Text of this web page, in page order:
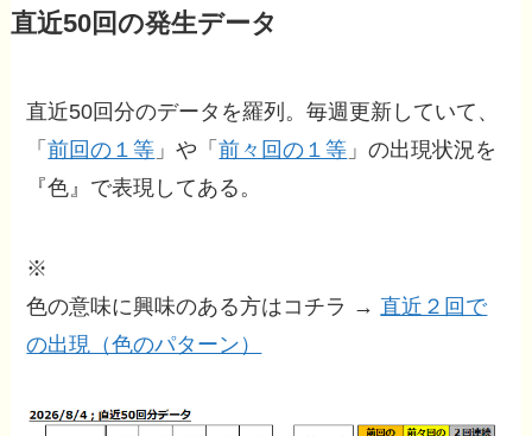
直近50回の発生データ
直近50回分のデータを羅列。毎週更新していて、
「前回の１等 」や「前々回の１等 」の出現状況を
『色』で表現してある。
※
色の意味に興味のある方はコチラ → 直近２回で
の出現（色のパターン）